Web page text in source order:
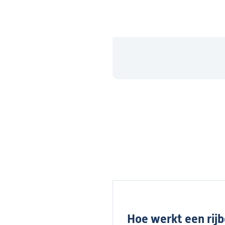
Hoe werkt een